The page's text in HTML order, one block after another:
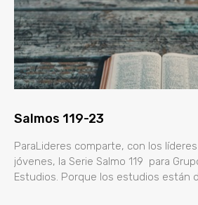
Salmos 119-23
ParaLideres comparte, con los
jóvenes, la Serie Salmo 119 para
Estudios. Porque los estudios están